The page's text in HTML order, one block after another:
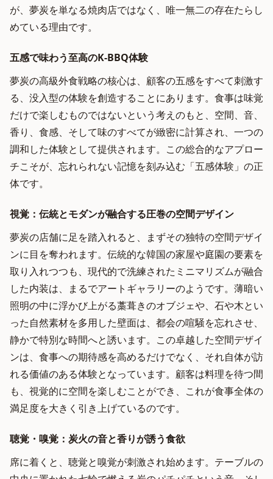
が、夢炭を単なる焼肉店ではなく、唯一無二の存在たらし
めている理由です。
五感で味わう至高のK-BBQ体験
夢炭の高級外食戦略の核心は、顧客の五感をすべて刺激す
る、没入型の体験を創造することにあります。食事は味覚
だけで楽しむものではないという考えのもと、空間、音、
香り、食感、そして味のすべてが緻密に計算され、一つの
調和した体験として提供されます。この総合的なアプロー
チこそが、忘れられない記憶を刻み込む「五感体験」の正
体です。
視覚：伝統とモダンが融合する圧巻の空間デザイン
夢炭の店舗に足を踏入れると、まずその独特の空間デザイ
ンに目を奪われます。伝統的な韓国の家屋や庭園の要素を
取り入れつつも、現代的で洗練されたミニマリズムが融合
した内装は、まるでアートギャラリーのようです。薄暗い
照明の中に浮かび上がる藁葺きのオブジェや、石や木とい
った自然素材を多用した壁面は、都会の喧騒を忘れさせ、
静かで特別な時間へと誘います。この卓越した空間デザイ
ンは、食事への期待感を高めるだけでなく、それ自体が訪
れる価値のある体験となっています。顧客は料理を待つ間
も、視覚的に空間を楽しむことができ、これが食事全体の
満足度を大きく引き上げているのです。
聴覚・嗅覚：炭火の音と香りが誘う食欲
席に着くと、聴覚と嗅覚が刺激され始めます。テーブルの